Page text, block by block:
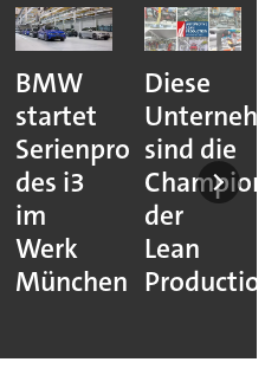
BMW
startet
Serienproduktion
des i3
im
Werk
München
Diese
sind die
der
Lean